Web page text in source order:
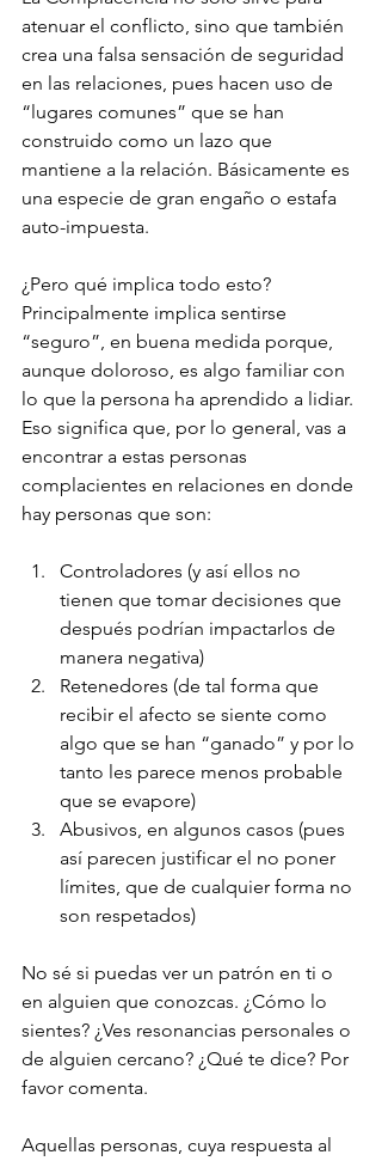
atenuar el conflicto, sino que también
crea una falsa sensación de seguridad
en las relaciones, pues hacen uso de
“lugares comunes” que se han
construido como un lazo que
mantiene a la relación. Básicamente es
una especie de gran engaño o estafa
auto-impuesta.
¿Pero qué implica todo esto?
Principalmente implica sentirse
“seguro”, en buena medida porque,
aunque doloroso, es algo familiar con
lo que la persona ha aprendido a lidiar.
Eso significa que, por lo general, vas a
encontrar a estas personas
complacientes en relaciones en donde
hay personas que son:
Controladores (y así ellos no
tienen que tomar decisiones que
después podrían impactarlos de
manera negativa)
Retenedores (de tal forma que
recibir el afecto se siente como
algo que se han “ganado” y por lo
tanto les parece menos probable
que se evapore)
Abusivos, en algunos casos (pues
así parecen justificar el no poner
límites, que de cualquier forma no
son respetados)
No sé si puedas ver un patrón en ti o
en alguien que conozcas. ¿Cómo lo
sientes? ¿Ves resonancias personales o
de alguien cercano? ¿Qué te dice? Por
favor comenta.
Aquellas personas, cuya respuesta al